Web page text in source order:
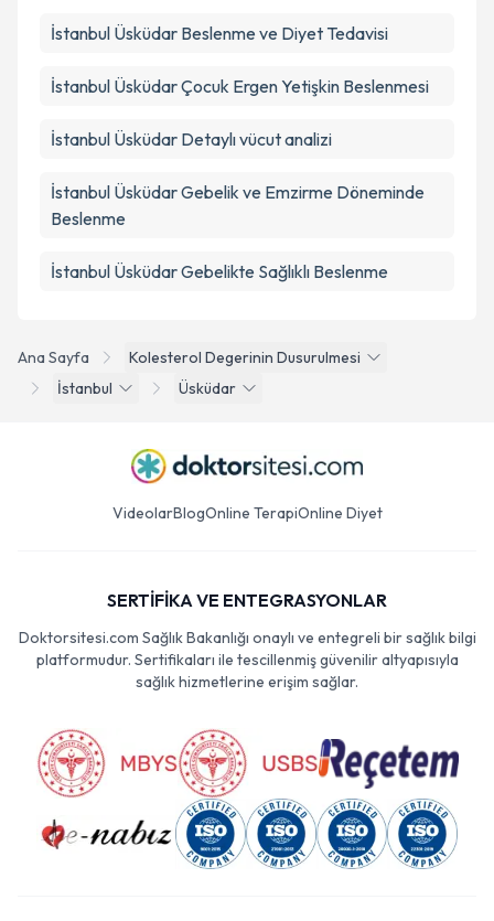
Ana Sayfa
Kolesterol Degerinin Dusurulmesi
İstanbul
Üsküdar
İstanbul Üsküdar Beslenme ve Diyet Tedavisi
İstanbul Üsküdar Çocuk Ergen Yetişkin Beslenmesi
İstanbul Üsküdar Detaylı vücut analizi
İstanbul Üsküdar Gebelik ve Emzirme Döneminde
Beslenme
İstanbul Üsküdar Gebelikte Sağlıklı Beslenme
VideolarBlogOnline TerapiOnline Diyet
SERTİFİKA VE ENTEGRASYONLAR
Doktorsitesi.com Sağlık Bakanlığı onaylı ve entegreli bir sağlık bilgi
platformudur. Sertifikaları ile tescillenmiş güvenilir altyapısıyla
sağlık hizmetlerine erişim sağlar.